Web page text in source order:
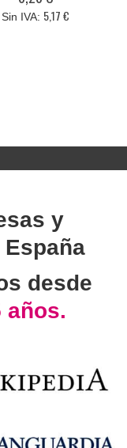
5,17 €
y
desde
años.